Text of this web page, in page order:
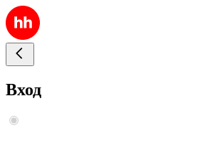
Вход